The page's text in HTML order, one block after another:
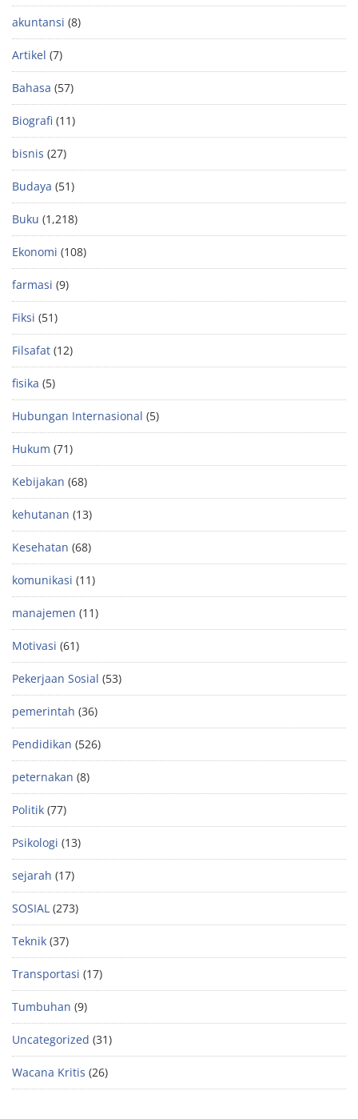
akuntansi (8)
Artikel (7)
Bahasa (57)
Biografi (11)
bisnis (27)
Budaya (51)
Buku (1,218)
Ekonomi (108)
farmasi (9)
Fiksi (51)
Filsafat (12)
fisika (5)
Hubungan Internasional (5)
Hukum (71)
Kebijakan (68)
kehutanan (13)
Kesehatan (68)
komunikasi (11)
manajemen (11)
Motivasi (61)
Pekerjaan Sosial (53)
pemerintah (36)
Pendidikan (526)
peternakan (8)
Politik (77)
Psikologi (13)
sejarah (17)
SOSIAL (273)
Teknik (37)
Transportasi (17)
Tumbuhan (9)
Uncategorized (31)
Wacana Kritis (26)